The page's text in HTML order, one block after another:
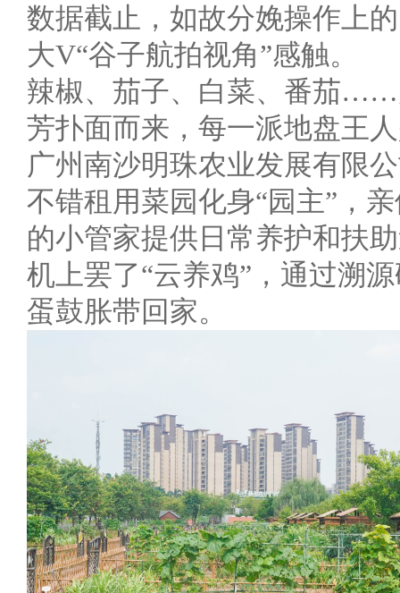
数据截止，如故分娩操作上
大V“谷子航拍视角”感触。
辣椒、茄子、白菜、番茄……
芳扑面而来，每一派地盘王
广州南沙明珠农业发展有限
不错租用菜园化身“园主”，
的小管家提供日常养护和扶
机上罢了“云养鸡”，通过溯
蛋鼓胀带回家。